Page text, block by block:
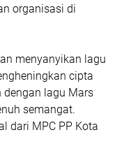
organisasi di
menyanyikan lagu
cipta
dengan lagu Mars
semangat.
dari MPC PP Kota